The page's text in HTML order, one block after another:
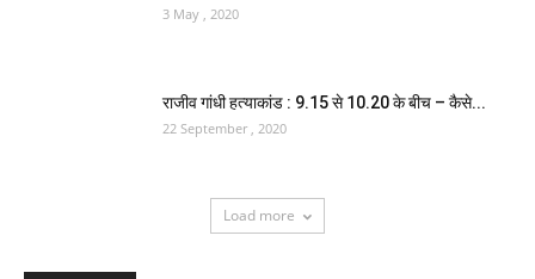
3 May , 2020
राजीव गांधी हत्याकांड : 9.15 से 10.20 के बीच – कैसे...
22 September , 2020
Load more